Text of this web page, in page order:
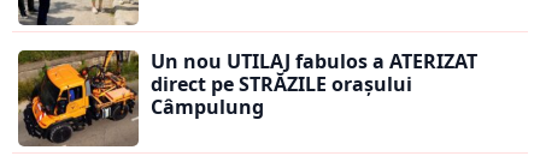
Un nou UTILAJ fabulos a ATERIZAT
direct pe STRĂZILE orașului
Câmpulung